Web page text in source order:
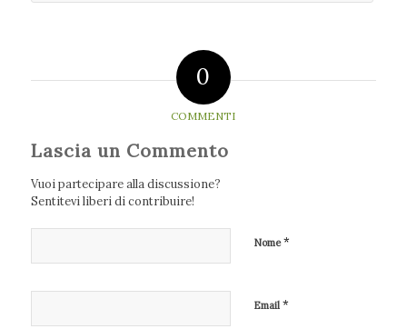
0
COMMENTI
Lascia un Commento
Vuoi partecipare alla discussione?
Sentitevi liberi di contribuire!
Nome*
Email *